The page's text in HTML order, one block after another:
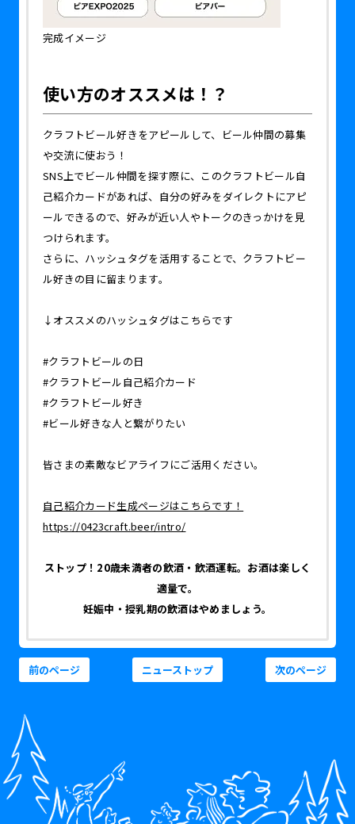
完成イメージ
使い方のオススメは！？
クラフトビール好きをアピールして、ビール仲間の募集
や交流に使おう！
SNS上でビール仲間を探す際に、このクラフトビール自
己紹介カードがあれば、自分の好みをダイレクトにアピ
ールできるので、好みが近い人やトークのきっかけを見
つけられます。
さらに、ハッシュタグを活用することで、クラフトビー
ル好きの目に留まります。
↓オススメのハッシュタグはこちらです
#クラフトビールの日
#クラフトビール自己紹介カード
#クラフトビール好き
#ビール好きな人と繋がりたい
皆さまの素敵なビアライフにご活用ください。
自己紹介カード生成ページはこちらです！
https://0423craft.beer/intro/
ストップ！20歳未満者の飲酒・飲酒運転。お酒は楽しく
適量で。
妊娠中・授乳期の飲酒はやめましょう。
ニューストップ
前のページ 次のページ